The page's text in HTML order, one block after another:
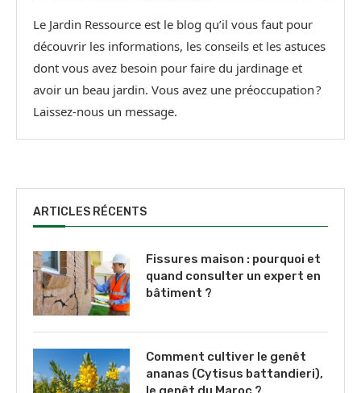
Le Jardin Ressource est le blog qu’il vous faut pour
découvrir les informations, les conseils et les astuces
dont vous avez besoin pour faire du jardinage et
avoir un beau jardin. Vous avez une préoccupation ?
Laissez-nous un message.
ARTICLES RÉCENTS
Fissures maison : pourquoi et
quand consulter un expert en
bâtiment ?
Comment cultiver le genêt
ananas (Cytisus battandieri),